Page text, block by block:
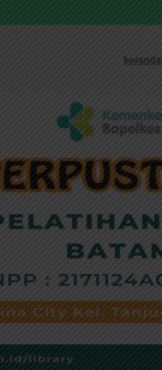
beranda